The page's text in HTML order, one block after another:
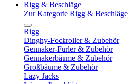
Rigg & Beschläge
Zur Kategorie Rigg & Beschläge
Rigg
Dinghy-Fockroller & Zubehör
Gennaker-Furler & Zubehör
Gennakerbäume & Zubehör
Großbäume & Zubehör
Lazy Jacks